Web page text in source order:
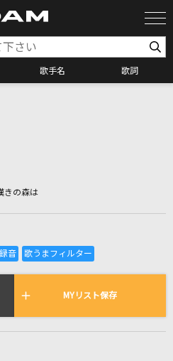
歌手名 歌詞
りれき
われている曲の一覧
きの森は
MYリスト保存